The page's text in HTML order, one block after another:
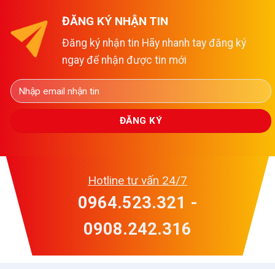
ĐĂNG KÝ NHẬN TIN
Đăng ký nhận tin Hãy nhanh tay đăng ký
ngay để nhận được tin mới
Hotline tư vấn 24/7
0964.523.321 -
0908.242.316